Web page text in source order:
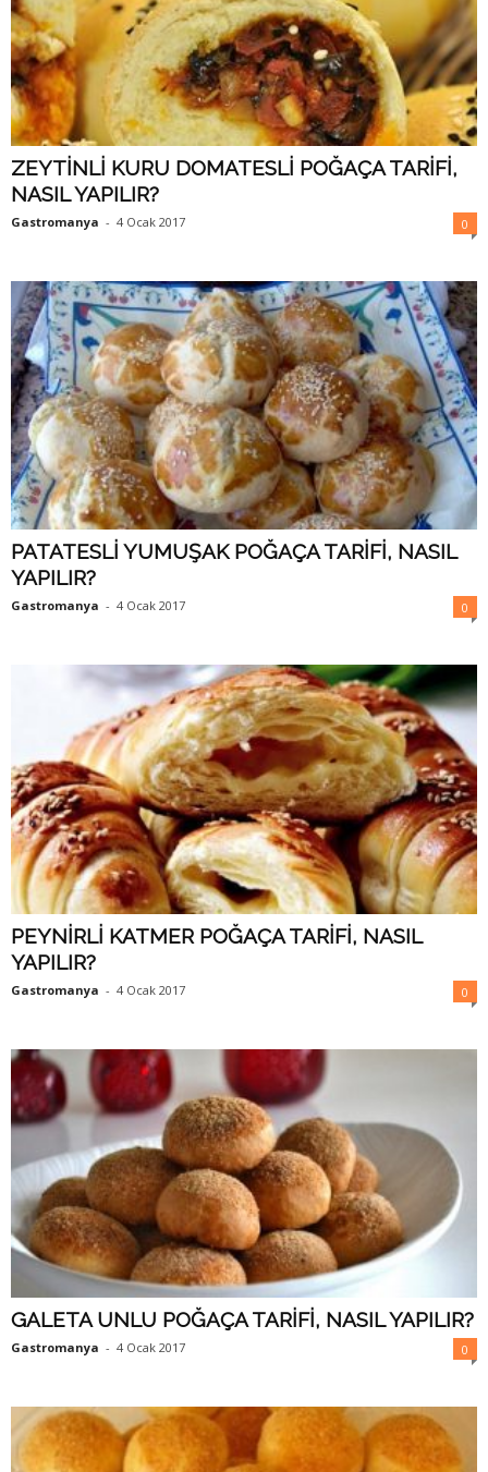
ZEYTİNLİ KURU DOMATESLİ POĞAÇA TARİFİ,
NASIL YAPILIR?
Gastromanya - 4 Ocak 2017 0
PATATESLİ YUMUŞAK POĞAÇA TARİFİ, NASIL
YAPILIR?
Gastromanya - 4 Ocak 2017 0
PEYNİRLİ KATMER POĞAÇA TARİFİ, NASIL
YAPILIR?
Gastromanya - 4 Ocak 2017 0
GALETA UNLU POĞAÇA TARİFİ, NASIL YAPILIR?
Gastromanya - 4 Ocak 2017 0